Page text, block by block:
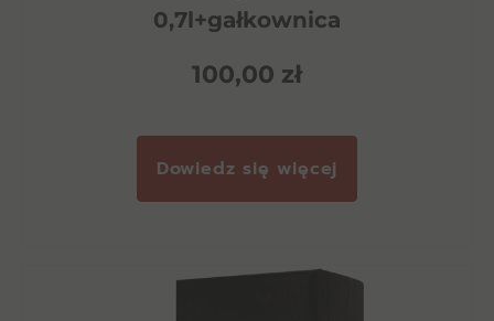
0,7l+gałkownica
100,00 zł
Dowiedz się więcej